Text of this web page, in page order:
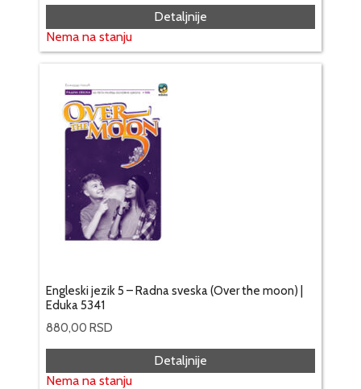
Detaljnije
Nema na stanju
Engleski jezik 5 – Radna sveska (Over the moon) |
Eduka 5341
880,00 RSD
Detaljnije
Nema na stanju